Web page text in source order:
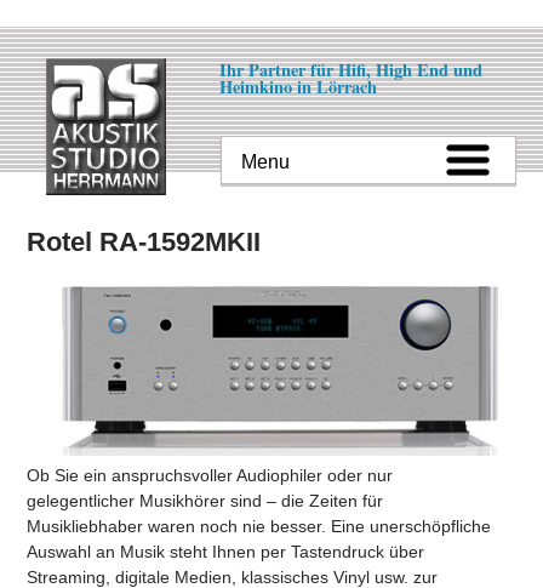
Ihr Partner für Hifi, High End und
Heimkino in Lörrach
Rotel RA-1592MKII
Ob Sie ein anspruchsvoller Audiophiler oder nur
gelegentlicher Musikhörer sind – die Zeiten für
Musikliebhaber waren noch nie besser. Eine unerschöpfliche
Auswahl an Musik steht Ihnen per Tastendruck über
Streaming, digitale Medien, klassisches Vinyl usw. zur